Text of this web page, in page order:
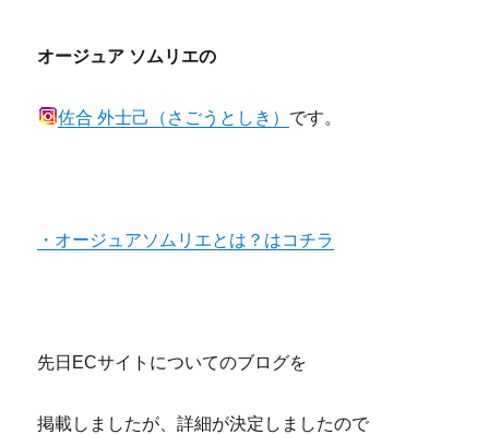
オージュア ソムリエの
佐合 外士己（さごうとしき） です。
・オージュアソムリエとは？はコチラ
先日ECサイトについてのブログを
掲載しましたが、詳細が決定しましたので